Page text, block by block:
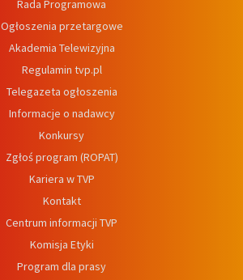
Rada Programowa
Ogłoszenia przetargowe
Akademia Telewizyjna
Regulamin tvp.pl
Telegazeta ogłoszenia
Informacje o nadawcy
Konkursy
Zgłoś program (ROPAT)
Kariera w TVP
Kontakt
Centrum informacji TVP
Komisja Etyki
Program dla prasy